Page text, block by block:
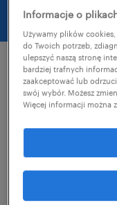
wszystkie
Informacje o
Używamy plików
do Twoich potrzeb,
ulepszyć naszą stronę
bardziej trafnych
zaakceptować lub
swój wybór. Możesz
Więcej informacji można